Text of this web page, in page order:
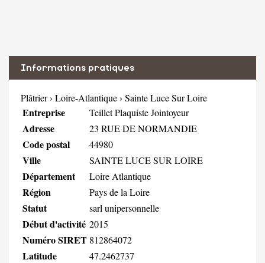
Informations pratiques
Plâtrier› Loire-Atlantique› Sainte Luce Sur Loire
Entreprise Teillet Plaquiste Jointoyeur
Adresse 23 RUE DE NORMANDIE
Code postal 44980
Ville SAINTE LUCE SUR LOIRE
Département Loire Atlantique
Région Pays de la Loire
Statut sarl unipersonnelle
Début d'activité 2015
Numéro SIRET 812864072
Latitude 47.2462737